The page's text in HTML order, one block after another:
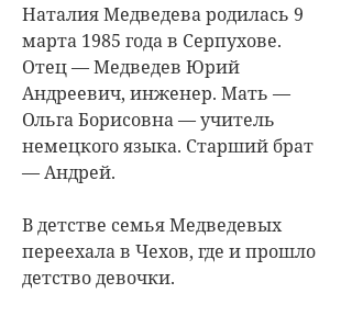
Наталия Медведева родилась 9
марта 1985 года в Серпухове.
Отец — Медведев Юрий
Андреевич, инженер. Мать —
Ольга Борисовна — учитель
немецкого языка. Старший брат
— Андрей.
В детстве семья Медведевых
переехала в Чехов, где и прошло
детство девочки.